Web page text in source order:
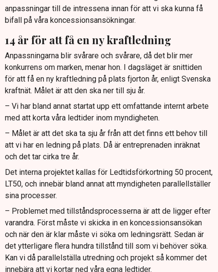
anpassningar till de intressena innan för att vi ska kunna få
bifall på våra koncessionsansökningar.
14 år för att få en ny kraftledning
Anpassningarna blir svårare och svårare, då det blir mer
konkurrens om marken, menar hon. I dagsläget är snittiden
för att få en ny kraftledning på plats fjorton år, enligt Svenska
kraftnät. Målet är att den ska ner till sju år.
– Vi har bland annat startat upp ett omfattande internt arbete
med att korta våra ledtider inom myndigheten.
– Målet är att det ska ta sju år från att det finns ett behov till
att vi har en ledning på plats. Då är entreprenaden inräknat
och det tar cirka tre år.
Det interna projektet kallas för Ledtidsförkortning 50 procent,
LT50, och innebär bland annat att myndigheten parallellställer
sina processer.
– Problemet med tillståndsprocesserna är att de ligger efter
varandra. Först måste vi skicka in en koncessionsansökan
och när den är klar måste vi söka om ledningsrätt. Sedan är
det ytterligare flera hundra tillstånd till som vi behöver söka.
Kan vi då parallelställa utredning och projekt så kommer det
innebära att vi kortar ned våra egna ledtider.